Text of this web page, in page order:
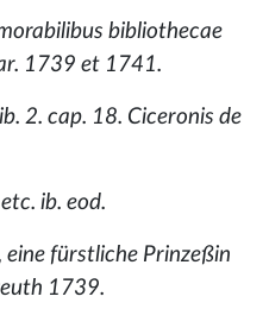
bibliothecae
1739 et 1741.
2. cap. 18. Ciceronis de
ib. eod.
eine fürstliche Prinzeßin
1739.